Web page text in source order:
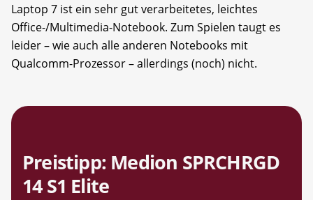
Laptop 7 ist ein sehr gut verarbeitetes, leichtes
Office-/Multimedia-Notebook. Zum Spielen taugt es
leider – wie auch alle anderen Notebooks mit
Qualcomm-Prozessor – allerdings (noch) nicht.
Preistipp: Medion SPRCHRGD
14 S1 Elite